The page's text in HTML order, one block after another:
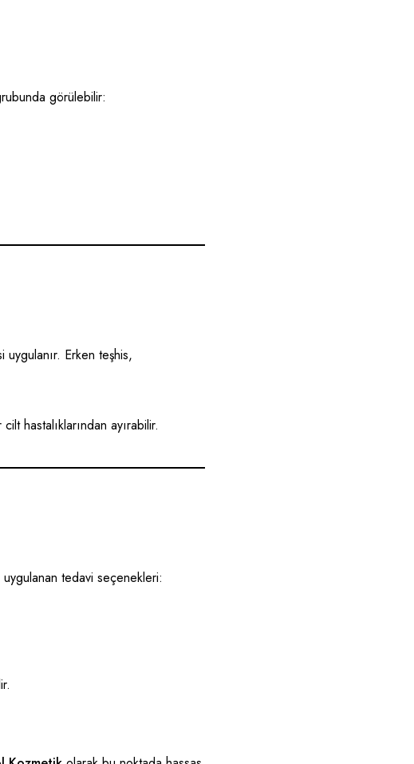
görülebilir:
Erken teşhis,
hastalıklarından ayırabilir.
uygulanan tedavi seçenekleri: